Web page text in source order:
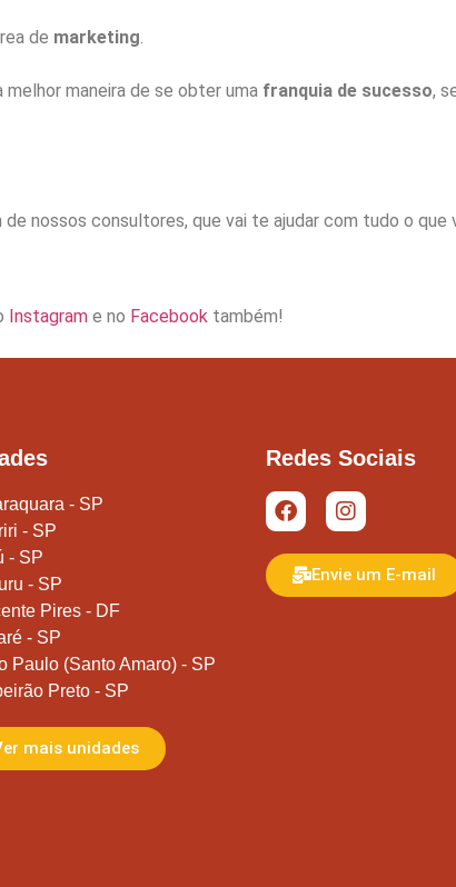
de marketing.
maneira de se obter uma franquia de sucesso,
de nossos consultores, que vai te ajudar com tudo o que
Instagram e no Facebook também!
- SP
- SP
- SP
- SP
Pires - DF
- SP
Paulo (Santo Amaro) - SP
Preto - SP
mais unidades
Redes Sociais
Envie um E-mail